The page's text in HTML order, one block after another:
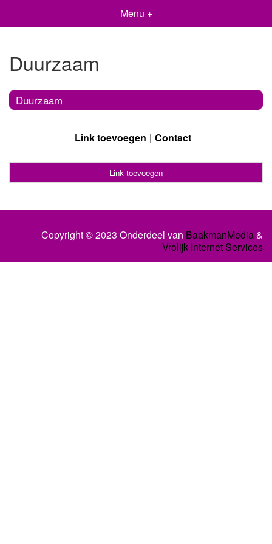
Menu +
Duurzaam
Duurzaam
Link toevoegen Contact
Link toevoegen
Copyright © 2023 Onderdeel van BaakmanMedia&
Vrolijk Internet Services